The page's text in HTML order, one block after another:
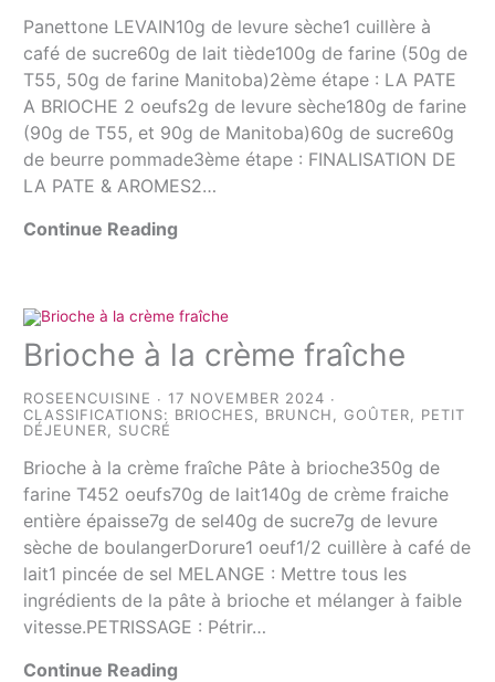
Panettone LEVAIN10g de levure sèche1 cuillère à
café de sucre60g de lait tiède100g de farine (50g de
T55, 50g de farine Manitoba)2ème étape : LA PATE
A BRIOCHE 2 oeufs2g de levure sèche180g de farine
(90g de T55, et 90g de Manitoba)60g de sucre60g
de beurre pommade3ème étape : FINALISATION DE
LA PATE & AROMES2…
Continue Reading
Brioche à la crème fraîche
ROSEENCUISINE
17 NOVEMBER 2024
CLASSIFICATIONS: BRIOCHES BRUNCH ,GOÛTER
PETIT
DÉJEUNER
SUCRÉ
Brioche à la crème fraîche Pâte à brioche350g de
farine T452 oeufs70g de lait140g de crème fraiche
entière épaisse7g de sel40g de sucre7g de levure
sèche de boulangerDorure1 oeuf1/2 cuillère à café de
lait1 pincée de sel MELANGE : Mettre tous les
ingrédients de la pâte à brioche et mélanger à faible
vitesse.PETRISSAGE : Pétrir…
Continue Reading